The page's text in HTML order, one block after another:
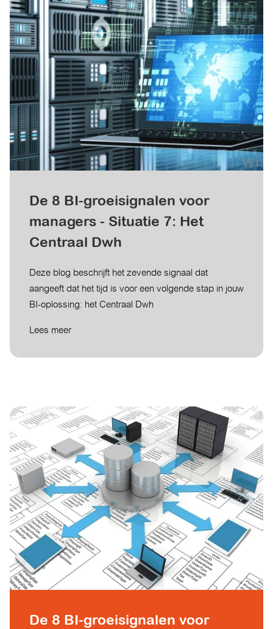
De 8 BI-groeisignalen voor
managers - Situatie 7: Het
Centraal Dwh
Deze blog beschrijft het zevende signaal dat
aangeeft dat het tijd is voor een volgende stap in jouw
BI-oplossing: het Centraal Dwh
Lees meer
De 8 BI-groeisignalen voor